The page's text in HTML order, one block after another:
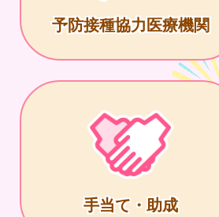
予防接種協力医療機関
手当て・助成